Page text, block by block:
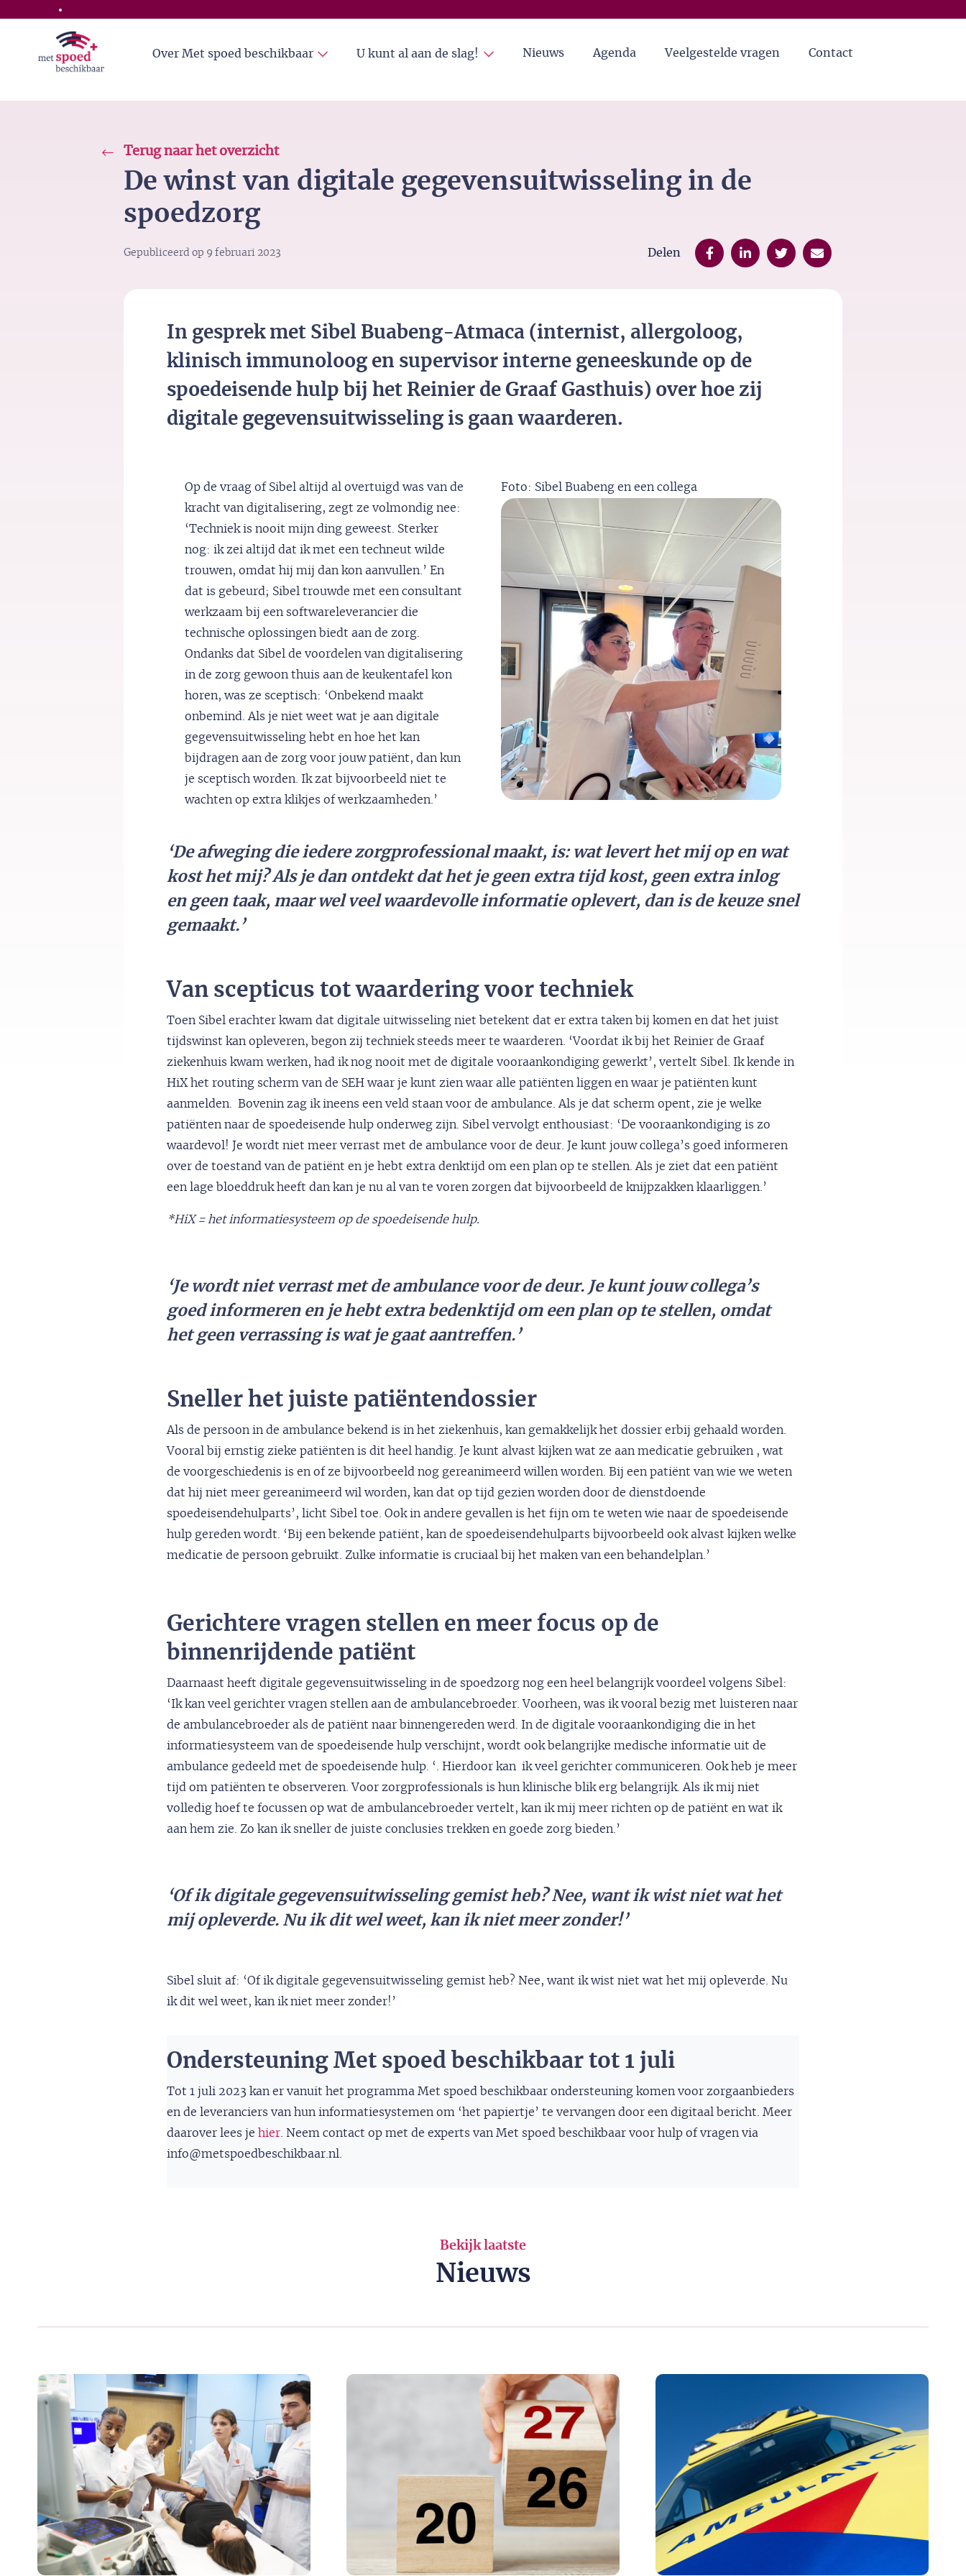
Skip to the main content
Over Met spoed beschikbaar U kunt al aan de slag! Nieuws Agenda Veelgestelde vragen Contact
Terug naar het overzicht
De winst van digitale gegevensuitwisseling in de
spoedzorg
Gepubliceerd op 9 februari 2023 Delen
In gesprek met Sibel Buabeng-Atmaca (internist, allergoloog,
klinisch immunoloog en supervisor interne geneeskunde op de
spoedeisende hulp bij het Reinier de Graaf Gasthuis) over hoe zij
digitale gegevensuitwisseling is gaan waarderen.
Op de vraag of Sibel altijd al overtuigd was van de
kracht van digitalisering, zegt ze volmondig nee:
‘Techniek is nooit mijn ding geweest. Sterker
nog: ik zei altijd dat ik met een techneut wilde
trouwen, omdat hij mij dan kon aanvullen.’ En
dat is gebeurd; Sibel trouwde met een consultant
werkzaam bij een softwareleverancier die
technische oplossingen biedt aan de zorg.
Ondanks dat Sibel de voordelen van digitalisering
in de zorg gewoon thuis aan de keukentafel kon
horen, was ze sceptisch: ‘Onbekend maakt
onbemind. Als je niet weet wat je aan digitale
gegevensuitwisseling hebt en hoe het kan
bijdragen aan de zorg voor jouw patiënt, dan kun
je sceptisch worden. Ik zat bijvoorbeeld niet te
wachten op extra klikjes of werkzaamheden.’
Foto: Sibel Buabeng en een collega
‘De afweging die iedere zorgprofessional maakt, is: wat levert het mij op en wat
kost het mij? Als je dan ontdekt dat het je geen extra tijd kost, geen extra inlog
en geen taak, maar wel veel waardevolle informatie oplevert, dan is de keuze snel
gemaakt.’
Van scepticus tot waardering voor techniek
Toen Sibel erachter kwam dat digitale uitwisseling niet betekent dat er extra taken bij komen en dat het juist
tijdswinst kan opleveren, begon zij techniek steeds meer te waarderen. ‘Voordat ik bij het Reinier de Graaf
ziekenhuis kwam werken, had ik nog nooit met de digitale vooraankondiging gewerkt’, vertelt Sibel. Ik kende in
HiX het routing scherm van de SEH waar je kunt zien waar alle patiënten liggen en waar je patiënten kunt
aanmelden. Bovenin zag ik ineens een veld staan voor de ambulance. Als je dat scherm opent, zie je welke
patiënten naar de spoedeisende hulp onderweg zijn. Sibel vervolgt enthousiast: ‘De vooraankondiging is zo
waardevol! Je wordt niet meer verrast met de ambulance voor de deur. Je kunt jouw collega’s goed informeren
over de toestand van de patiënt en je hebt extra denktijd om een plan op te stellen. Als je ziet dat een patiënt
een lage bloeddruk heeft dan kan je nu al van te voren zorgen dat bijvoorbeeld de knijpzakken klaarliggen.’
*HiX = het informatiesysteem op de spoedeisende hulp.
‘Je wordt niet verrast met de ambulance voor de deur. Je kunt jouw collega’s
goed informeren en je hebt extra bedenktijd om een plan op te stellen, omdat
het geen verrassing is wat je gaat aantreffen.’
Sneller het juiste patiëntendossier
Als de persoon in de ambulance bekend is in het ziekenhuis, kan gemakkelijk het dossier erbij gehaald worden.
Vooral bij ernstig zieke patiënten is dit heel handig. Je kunt alvast kijken wat ze aan medicatie gebruiken , wat
de voorgeschiedenis is en of ze bijvoorbeeld nog gereanimeerd willen worden. Bij een patiënt van wie we weten
dat hij niet meer gereanimeerd wil worden, kan dat op tijd gezien worden door de dienstdoende
spoedeisendehulparts’, licht Sibel toe. Ook in andere gevallen is het fijn om te weten wie naar de spoedeisende
hulp gereden wordt. ‘Bij een bekende patiënt, kan de spoedeisendehulparts bijvoorbeeld ook alvast kijken welke
medicatie de persoon gebruikt. Zulke informatie is cruciaal bij het maken van een behandelplan.’
Gerichtere vragen stellen en meer focus op de
binnenrijdende patiënt
Daarnaast heeft digitale gegevensuitwisseling in de spoedzorg nog een heel belangrijk voordeel volgens Sibel:
‘Ik kan veel gerichter vragen stellen aan de ambulancebroeder. Voorheen, was ik vooral bezig met luisteren naar
de ambulancebroeder als de patiënt naar binnengereden werd. In de digitale vooraankondiging die in het
informatiesysteem van de spoedeisende hulp verschijnt, wordt ook belangrijke medische informatie uit de
ambulance gedeeld met de spoedeisende hulp. ‘. Hierdoor kan ik veel gerichter communiceren. Ook heb je meer
tijd om patiënten te observeren. Voor zorgprofessionals is hun klinische blik erg belangrijk. Als ik mij niet
volledig hoef te focussen op wat de ambulancebroeder vertelt, kan ik mij meer richten op de patiënt en wat ik
aan hem zie. Zo kan ik sneller de juiste conclusies trekken en goede zorg bieden.’
‘Of ik digitale gegevensuitwisseling gemist heb? Nee, want ik wist niet wat het
mij opleverde. Nu ik dit wel weet, kan ik niet meer zonder!’
Sibel sluit af: ‘Of ik digitale gegevensuitwisseling gemist heb? Nee, want ik wist niet wat het mij opleverde. Nu
ik dit wel weet, kan ik niet meer zonder!’
Ondersteuning Met spoed beschikbaar tot 1 juli
Tot 1 juli 2023 kan er vanuit het programma Met spoed beschikbaar ondersteuning komen voor zorgaanbieders
en de leveranciers van hun informatiesystemen om ‘het papiertje’ te vervangen door een digitaal bericht. Meer
daarover lees je hier . Neem contact op met de experts van Met spoed beschikbaar voor hulp of vragen via
info@metspoedbeschikbaar.nl
Bekijk laatste
Nieuws